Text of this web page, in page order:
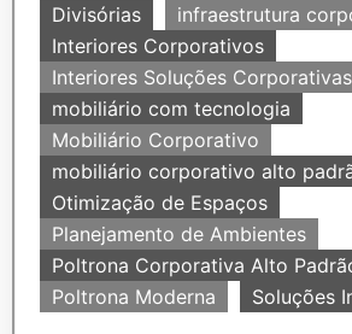
Divisórias
infraestrutura
Interiores Corporativos
Interiores Soluções Corporativas
mobiliário com tecnologia
Mobiliário Corporativo
mobiliário corporativo alto
Otimização de Espaços
Planejamento de Ambientes
Poltrona Corporativa Alto
Poltrona Moderna
Soluções